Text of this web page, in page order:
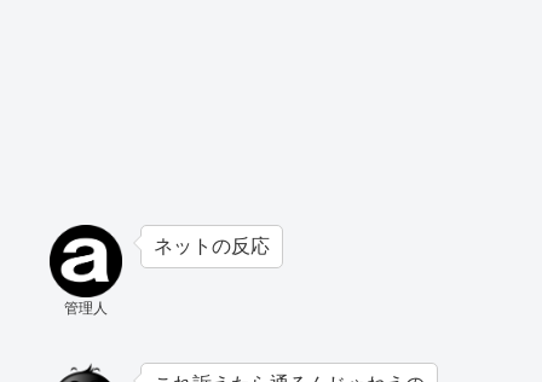
管理人
ネットの反応